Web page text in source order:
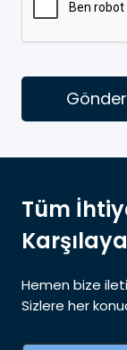
Gönder
Tüm
Hemen bize
Sizlere her